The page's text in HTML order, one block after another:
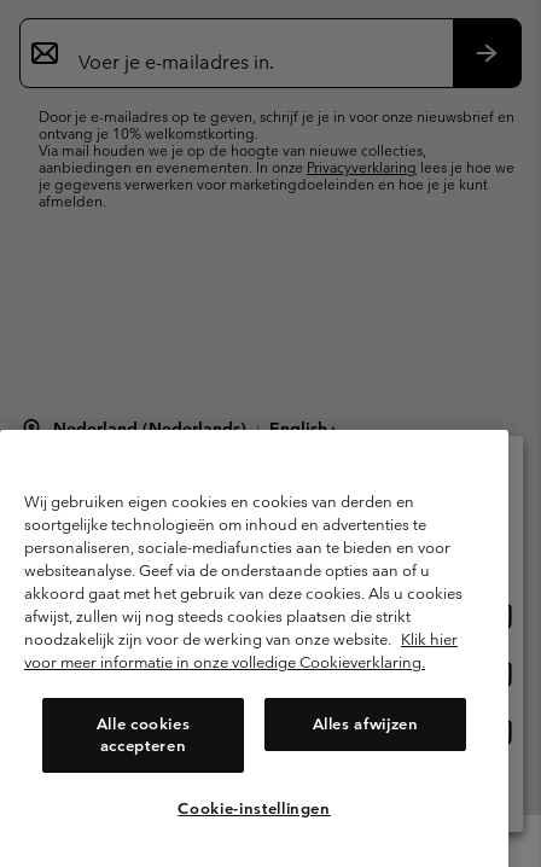
Aanmelden
voor
e-
Door je e-mailadres op te geven, schrijf je je in voor onze nieuwsbrief en
ontvang je 10% welkomstkorting.
Via mail houden we je op de hoogte van nieuwe collecties,
aanbiedingen en evenementen. In onze Privacyverklaring lees je hoe we
je gegevens verwerken voor marketingdoeleinden en hoe je je kunt
afmelden.
Nederland (Nederlands) | English ›
Gebruiksvoorwaarden
Verkoopvoorwaarden
Garantie
Privacybeleid
Gebruiksvoorwaarden voor lidmaatschap
Voorwaarden voor door gebruikers gegenereerde inhoud
Impressum
Cookies
Public CBCR
Wij gebruiken eigen cookies en cookies van derden en
soortgelijke technologieën om inhoud en advertenties te
personaliseren, sociale-mediafuncties aan te bieden en voor
websiteanalyse. Geef via de onderstaande opties aan of u
akkoord gaat met het gebruik van deze cookies. Als u cookies
afwijst, zullen wij nog steeds cookies plaatsen die strikt
noodzakelijk zijn voor de werking van onze website. Klik hier
voor meer informatie in onze volledige Cookieverklaring.
Alle cookies
accepteren
Alles afwijzen
Cookie-instellingen
Selecteer je verzendlocatie en taal
Online shoppen beschikbaar
United States
Netherlands-English
Netherlands-Dutch
Alle Locaties Bekijken